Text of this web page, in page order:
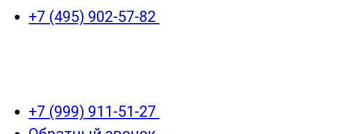
+7 (495) 902-57-82
+7 (999) 911-51-27